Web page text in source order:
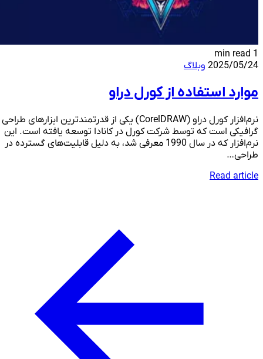
2025/05/24 وبلاگ
موارد استفاده از کورل دراو
نرم‌افزار کورل دراو (CorelDRAW) یکی از قدرتمندترین ابزارهای طراحی
گرافیکی است که توسط شرکت کورل در کانادا توسعه یافته است. این
نرم‌افزار که در سال 1990 معرفی شد، به دلیل قابلیت‌های گسترده در
طراحی…
Read article